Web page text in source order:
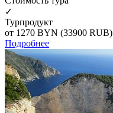
✓
Турпродукт
от 1270 BYN (33900 RUB)
Подробнее